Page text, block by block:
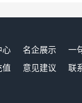
心 名企展示 一
值 意见建议 联